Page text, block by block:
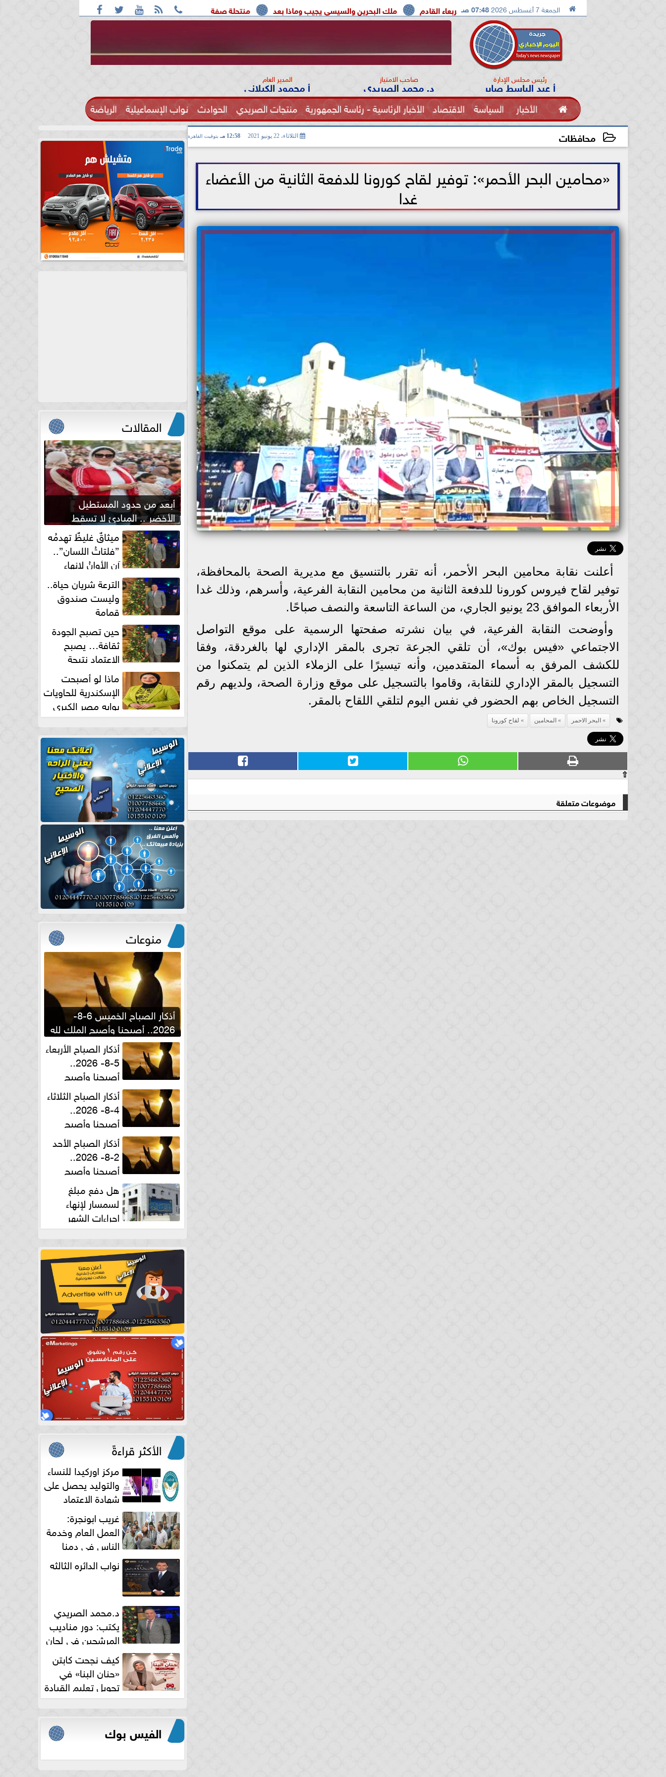
      الجمعة 7 أغسطس 2026 07:48 صـ منتحلة صفة صحفية تعترف: واقعة التحرش مزعومة بسبب خلافات على الأجرة ملك البحرين والسيسي يجيب وماذا بعد بالإسماعيلية تستضيف معسكرًا مغلقًا للإسماعيلي الاربعاء القادم
رئيس مجلس الإدارة
أ عبد الباسط صابر صاحب الامتياز
د. محمد الصريدي المدير العام
أ محمود الكيلاني
 الأخبار السياسة الاقتصاد الأخبار الرئاسية - رئاسة الجمهورية منتجات الصريدي الحوادث نواب الإسماعيلية الرياضة
الفنون الصحة محافظات الثلاثاء، 22 يونيو 2021 12:58 مـ بتوقيت القاهرة
«محامين البحر الأحمر»: توفير لقاح كورونا للدفعة الثانية من الأعضاء
غدا
أعلنت نقابة محامين البحر الأحمر، أنه تقرر بالتنسيق مع مديرية الصحة بالمحافظة،
توفير لقاح فيروس كورونا للدفعة الثانية من محامين النقابة الفرعية، وأسرهم، وذلك غدا
الأربعاء الموافق 23 يونيو الجاري، من الساعة التاسعة والنصف صباحًا.
وأوضحت النقابة الفرعية، في بيان نشرته صفحتها الرسمية على موقع التواصل
الاجتماعي «فيس بوك»، أن تلقي الجرعة تجرى بالمقر الإداري لها بالغردقة، وفقا
للكشف المرفق به أسماء المتقدمين، وأنه تيسيرًا على الزملاء الذين لم يتمكنوا من
التسجيل بالمقر الإداري للنقابة، وقاموا بالتسجيل على موقع وزارة الصحة، ولديهم رقم
التسجيل الخاص بهم الحضور في نفس اليوم لتلقي اللقاح بالمقر.
البحر الاحمر المحامين لقاح كورونا
⇧
موضوعات متعلقة
المقالات
أبعد من حدود المستطيل
الأخضر .. المبادئ لا تسقط
بصفارة الحكم ميثاقٌ غليظٌ تهدمُه
”فلتاتُ اللسان”..
آن الأوانُ لإنهاءِ
فوضى الطلاق الشفهي!الترعة شريان حياة..
وليست صندوق
قمامة
حين تصبح الجودة
ثقافة… يصبح
الاعتماد نتيجة
طبيعية
ماذا لو أصبحت
الإسكندرية للحاويات
بوابه مصر الكبري
للتجارة العالمية بقلم د...
منوعات
أذكار الصباح الخميس 6-8-
2026.. أصبحنا وأصبح الملك لله
والحمد لله
أذكار الصباح الأربعاء
5-8- 2026..
أصبحنا وأصبح
الملك لله والحمد للهأذكار الصباح الثلاثاء
4-8- 2026..
أصبحنا وأصبح
الملك لله والحمد للهأذكار الصباح الأحد
2-8- 2026..
أصبحنا وأصبح
الملك لله والحمد للههل دفع مبلغ
لسمسار لإنهاء
إجراءات الشهر
العقارى حلال؟.. أمين الفتوى يجيب
الأكثر قراءةً
مركز اوركيدا للنساء
والتوليد يحصل على
شهادة الاعتماد
الكامل
غريب ابونجرة:
العمل العام وخدمة
الناس فى دمنا
نواب الدائره الثالثه
د.محمد الصريدي
يكتب: دور مناديب
المرشحين في لجان
الانتخابات
كيف نجحت كابتن
«حنان البنا» في
تحويل تعليم القيادة
النسائية من خوف...
الفيس بوك